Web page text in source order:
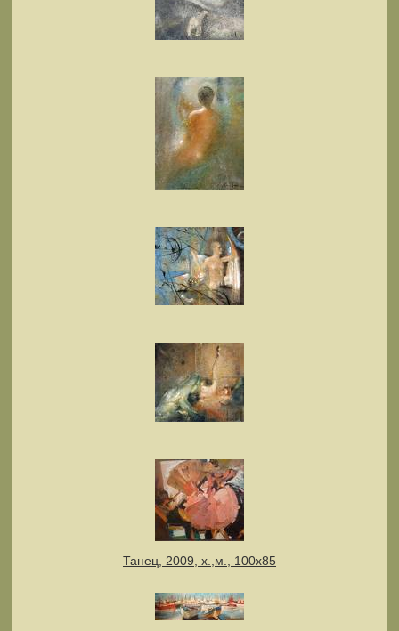
Танец, 2009, х.,м., 100х85